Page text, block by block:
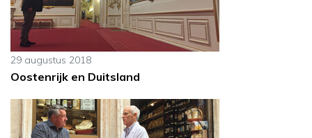
29 augustus 2018
Oostenrijk en Duitsland